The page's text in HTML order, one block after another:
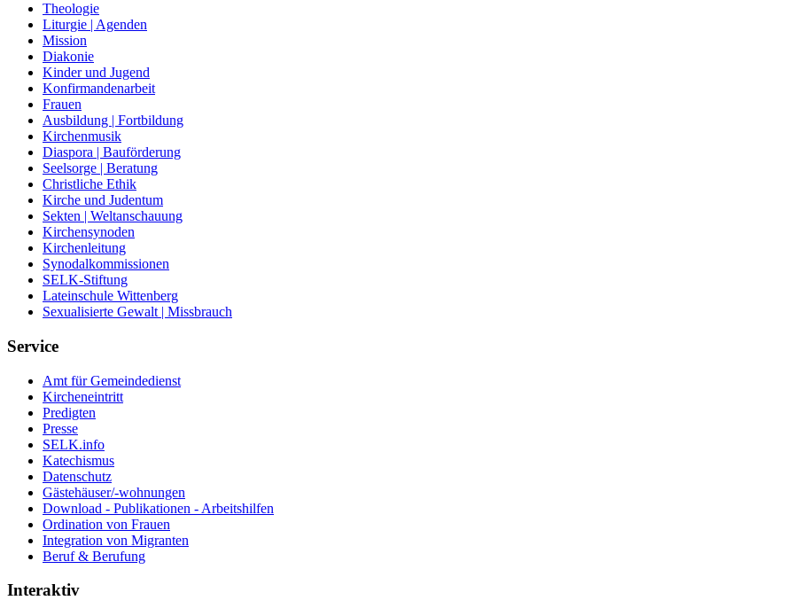
Theologie
Liturgie | Agenden
Mission
Diakonie
Kinder und Jugend
Konfirmandenarbeit
Frauen
Ausbildung | Fortbildung
Kirchenmusik
Diaspora | Bauförderung
Seelsorge | Beratung
Christliche Ethik
Kirche und Judentum
Sekten | Weltanschauung
Kirchensynoden
Kirchenleitung
Synodalkommissionen
SELK-Stiftung
Lateinschule Wittenberg
Sexualisierte Gewalt | Missbrauch
Service
Amt für Gemeindedienst
Kircheneintritt
Predigten
Presse
SELK.info
Katechismus
Datenschutz
Gästehäuser/-wohnungen
Download - Publikationen - Arbeitshilfen
Ordination von Frauen
Integration von Migranten
Beruf & Berufung
Interaktiv